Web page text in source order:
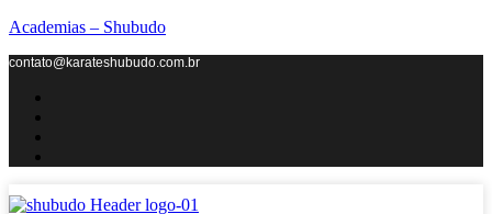
Academias – Shubudo
contato@karateshubudo.com.br